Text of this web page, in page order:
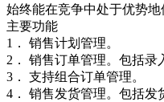
始终能在竞争中处于优势地
主要功能
1． 销售计划管理。
2． 销售订单管理。包括录
3． 支持组合订单管理。
4． 销售发货管理。包括发